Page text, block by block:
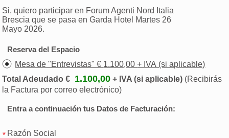
Si, quiero participar en Forum Agenti Nord Italia
Brescia que se pasa en Garda Hotel Martes 26
Mayo 2026.
Reserva del Espacio
Mesa de "Entrevistas" € 1.100,00 + IVA (si aplicable)
Total Adeudado € 1.100,00 + IVA (si aplicable) (Recibirás
la Factura por correo electrónico)
Entra a continuación tus Datos de Facturación:
Razón Social